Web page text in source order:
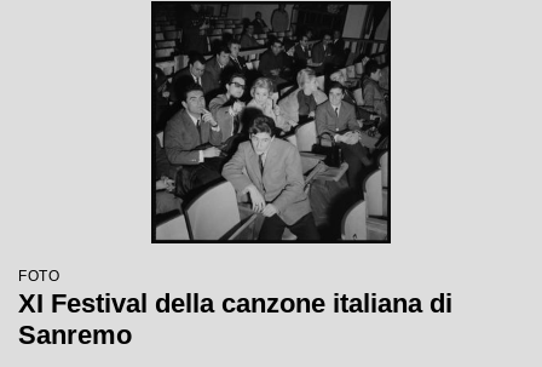
FOTO
XI Festival della canzone italiana di
Sanremo